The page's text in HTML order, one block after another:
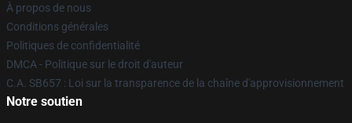
À propos de nous
Conditions générales
Politiques de confidentialité
DMCA - Politique sur le droit d'auteur
C.A. SB657 : Loi sur la transparence de la chaîne d'approvisionnement
Notre soutien